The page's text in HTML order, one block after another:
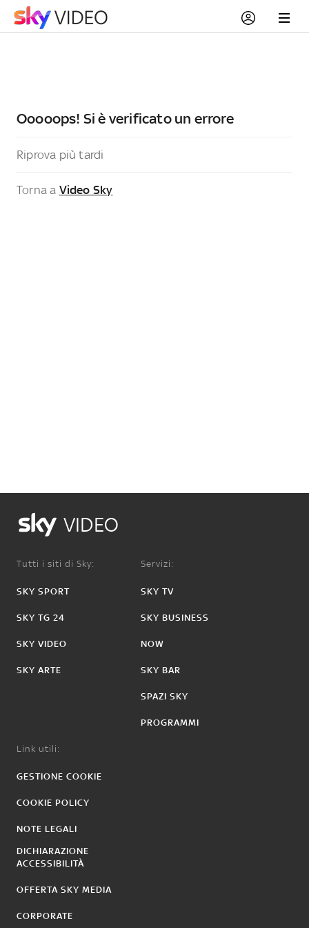
Ooooops! Si è verificato un errore
Riprova più tardi
Torna a Video Sky
VIDEO
Tutti i siti di Sky:
SKY SPORT
SKY TG 24
SKY VIDEO
SKY ARTE
Servizi:
SKY TV
SKY BUSINESS
NOW
SKY BAR
SPAZI SKY
PROGRAMMI
Link utili:
GESTIONE COOKIE
COOKIE POLICY
NOTE LEGALI
DICHIARAZIONE
ACCESSIBILITÀ
OFFERTA SKY MEDIA
CORPORATE